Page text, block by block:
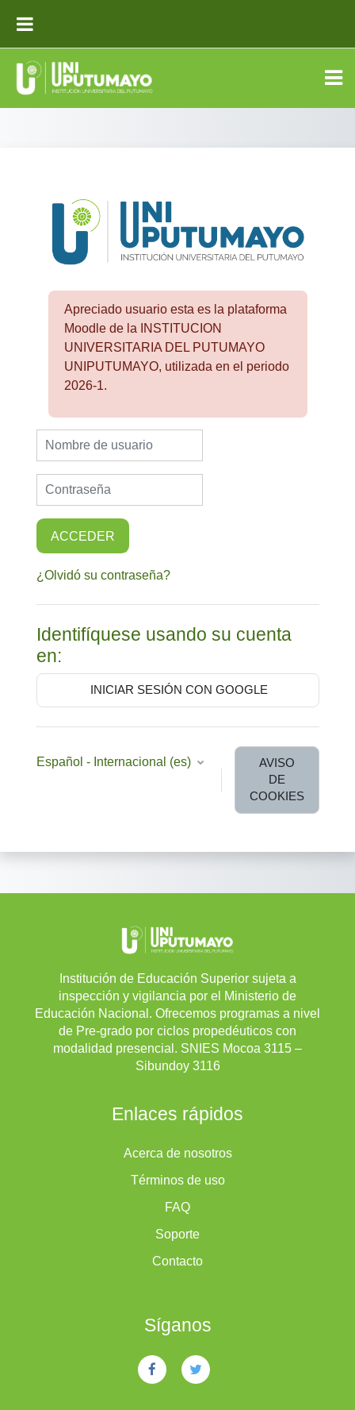
Apreciado usuario esta es la plataforma
Moodle de la INSTITUCION
UNIVERSITARIA DEL PUTUMAYO
UNIPUTUMAYO, utilizada en el periodo
2026-1.
Nombre de usuario
Contraseña
ACCEDER
¿Olvidó su contraseña?
Identifíquese usando su cuenta
en:
INICIAR SESIÓN CON GOOGLE
Español - Internacional ‎(es)‎
AVISO
DE
COOKIES
Institución de Educación Superior sujeta a
inspección y vigilancia por el Ministerio de
Educación Nacional. Ofrecemos programas a nivel
de Pre-grado por ciclos propedéuticos con
modalidad presencial. SNIES Mocoa 3115 –
Sibundoy 3116
Enlaces rápidos
Acerca de nosotros
Términos de uso
FAQ
Soporte
Contacto
Síganos